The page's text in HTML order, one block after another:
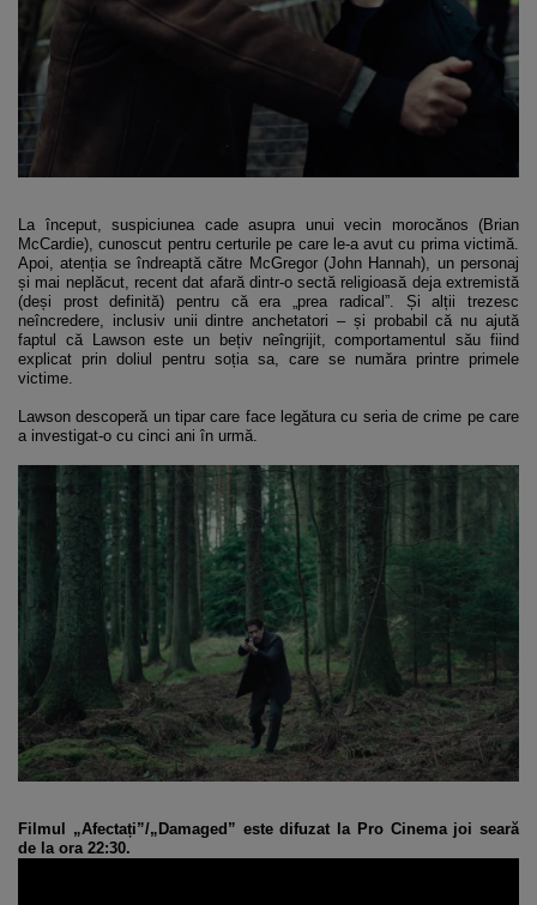
La început, suspiciunea cade asupra unui vecin morocănos (Brian
McCardie), cunoscut pentru certurile pe care le-a avut cu prima victimă.
Apoi, atenția se îndreaptă către McGregor (John Hannah), un personaj
și mai neplăcut, recent dat afară dintr-o sectă religioasă deja extremistă
(deși prost definită) pentru că era „prea radical”. Și alții trezesc
neîncredere, inclusiv unii dintre anchetatori – și probabil că nu ajută
faptul că Lawson este un bețiv neîngrijit, comportamentul său fiind
explicat prin doliul pentru soția sa, care se număra printre primele
victime.
Lawson descoperă un tipar care face legătura cu seria de crime pe care
a investigat-o cu cinci ani în urmă.
Filmul „Afectați”/„Damaged” este difuzat la Pro Cinema joi seară
de la ora 22:30.